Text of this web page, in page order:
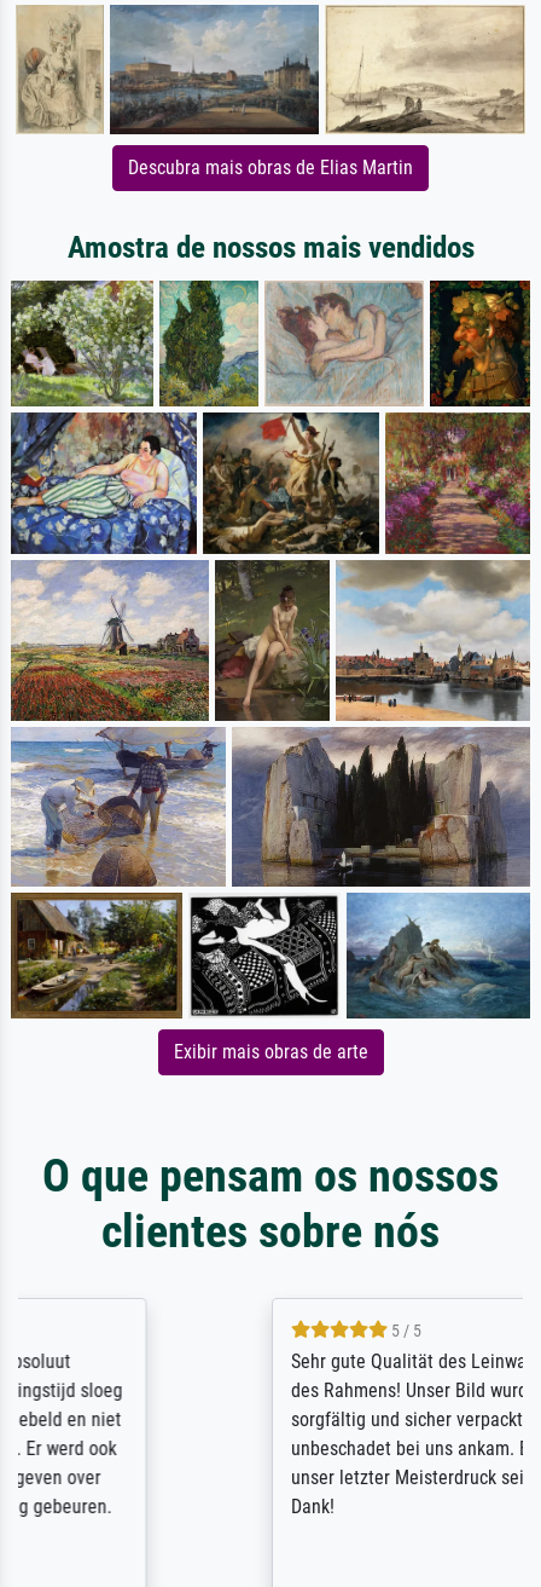
Descubra mais obras de Elias Martin
Amostra de nossos mais vendidos
Exibir mais obras de arte
O que pensam os nossos
clientes sobre nós
Sehr gute Qualität des Leinwanddrucks und
des Rahmens! Unser Bild wurde sehr
sorgfältig und sicher verpackt, so dass es
unbeschadet bei uns ankam. Es wird nicht
unser letzter Meisterdruck sein. Vielen
Dank!